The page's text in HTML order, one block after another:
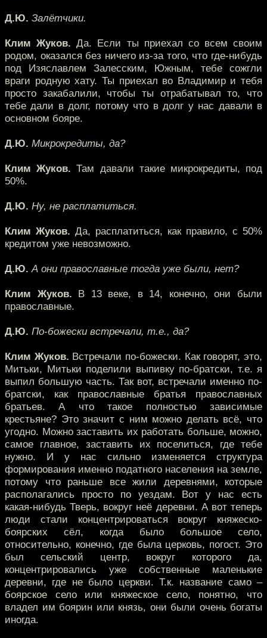
Д.Ю. Залётчики.
Клим Жуков. Да. Если ты приехал со всем своим
родом, оказался без ничего из-за того, что где-нибудь
под Изяславлем Залесским, Южным, тебе сожгли
враги родную хату. Ты приехал во Владимир и тебя
просто закабалили, чтобы ты отрабатывал то, что
тебе дали в долг, потому что в долг у нас давали в
основном бояре.
Д.Ю. Микрокредиты, да?
Клим Жуков. Там давали такие микрокредиты, под
50%.
Д.Ю. Ну, не расплатиться.
Клим Жуков. Да, расплатиться, как правило, с 50%
кредитом уже невозможно.
Д.Ю. А они православные тогда уже были, нет?
Клим Жуков. В 13 веке, в 14, конечно, они были
православные.
Д.Ю. По-божески встречали, т.е., да?
Клим Жуков. Встречали по-божески. Как говорят, это,
Митьки, Митьки поделили выпивку по-братски, т.е. я
выпил большую часть. Так вот, встречали именно по-
братски, как православные братья православных
братьев. А что такое полностью зависимые
крестьяне? Это значит с ним можно делать всё, что
угодно. Можно заставить их работать больше, можно,
самое главное, заставить их поселиться, где тебе
нужно. И у нас сильно изменяется структура
формирования именно податного населения на земле,
потому что раньше все жили деревнями, которые
располагались просто по уездам. Вот у нас есть
какая-нибудь Тверь, вокруг неё деревни. А вот теперь
люди стали концентрироваться вокруг княжеско-
боярских сёл, когда было большое село,
относительно, конечно, где была церковь, погост. Это
был сельский центр, вокруг которого да,
концентрировались уже собственные маленькие
деревни, где не было церкви. Т.к. название само –
боярское село или княжеское село, понятно, что
владел им боярин или князь, они были очень богаты
иногда.